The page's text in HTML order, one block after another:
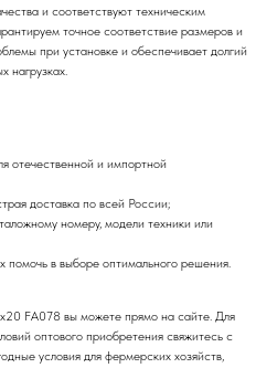
и соответствуют техническим
точное соответствие размеров и
при установке и обеспечивает долгий
нагрузках.
отечественной и импортной
доставка по всей России;
номеру, модели техники или
помочь в выборе оптимального решения.
FA078 вы можете прямо на сайте. Для
оптового приобретения свяжитесь с
условия для фермерских хозяйств,